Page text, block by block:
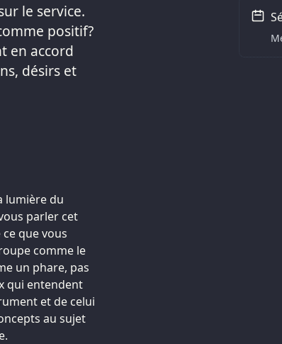
le service.
positif?
en accord
désirs et
lumière du
parler cet
que vous
comme le
un phare, pas
qui entendent
et de celui
au sujet